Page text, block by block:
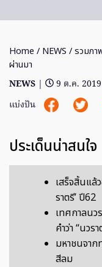
Home / NEWS / รวมภา
ผ่านมา
NEWS |
9 ต.ค. 2019
แบ่งปัน
ประเด็นน่าสนใจ
เสร็จสิ้นแล้
ราตรี’ ปี62
เทศกาลนว
คำว่า “นวร
มหาชนจา
สีลม